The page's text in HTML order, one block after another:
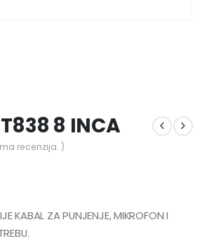
8 INCA
recenzija. )
KABAL ZA PUNJENJE, MIKROFON I